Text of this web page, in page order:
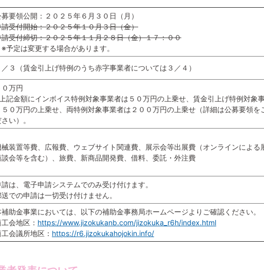
募要領公開：２０２５年６月３０日（月）
請受付開始：２０２５年１０月３日（金）
請受付締切：２０２５年１１月２８日（金）１７：００
予定は変更する場合があります。
／３（賃金引上げ特例のうち赤字事業者については３／４）
０万円
記金額にインボイス特例対象事業者は５０万円の上乗せ、賃金引上げ特例対象
５０万円の上乗せ、両特例対象事業者は２００万円の上乗せ（詳細は公募要領を
い）。
械装置等費、広報費、ウェブサイト関連費、展示会等出展費（オンラインによる
談会等を含む）、旅費、新商品開発費、借料、委託・外注費
は、電子申請システムでのみ受け付けます。
での申請は一切受け付けません。
補助金事業においては、以下の補助金事務局ホームページよりご確認ください。
会地区： https://www.jizokukanb.com/jizokuka_r6h/index.html
会議所地区： https://r6.jizokukahojokin.info/